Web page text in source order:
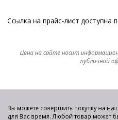
Ссылка на прайс-лист доступна
Цена на сайте носит
публичной
Вы можете совершить покупку на
для Вас время. Любой товар может